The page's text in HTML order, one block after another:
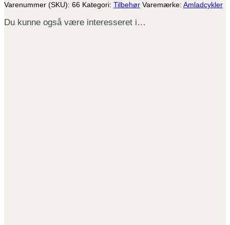
Varenummer (SKU): 66 Kategori: Tilbehør Varemærke: Amladcykler
Du kunne også være interesseret i…